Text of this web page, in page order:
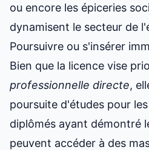
ou encore les épiceries
dynamisent le secteur de
Poursuivre ou s'insérer
Bien que la licence vise
professionnelle directe,
poursuite d'études pour
diplômés ayant démontré
peuvent accéder à des